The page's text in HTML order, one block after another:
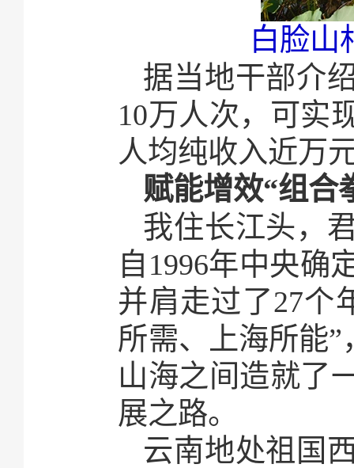
白脸山
据当地干部介
10万人次，可实
人均纯收入近万
赋能增效“组合
我住长江头，
自1996年中央确
并肩走过了27个
所需、上海所能”
山海之间造就了
展之路。
云南地处祖国